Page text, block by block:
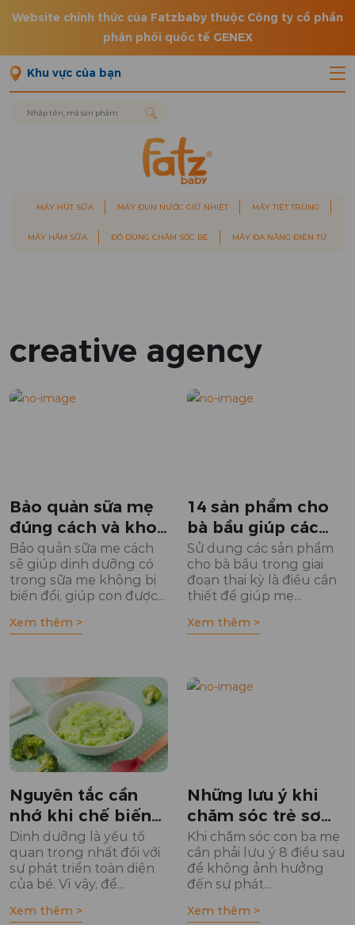
Website chính thức của Fatzbaby thuộc Công ty cổ phần
phân phối quốc tế GENEX
Khu vực của bạn
MÁY HÚT SỮA MÁY ĐUN NƯỚC GIỮ NHIỆT MÁY TIỆT TRÙNG
MÁY HÂM SỮA ĐỒ DÙNG CHĂM SÓC BÉ MÁY ĐA NĂNG ĐIỆN TỬ
creative agency
Bảo quản sữa mẹ
đúng cách và khoa
học
Bảo quản sữa mẹ cách
sẽ giúp dinh dưỡng có
trong sữa mẹ không bị
biến đổi, giúp con được...
Xem thêm >
14 sản phẩm cho
bà bầu giúp các
mẹ chăm sóc sức
khỏe tốt nhất
Sử dụng các sản phẩm
cho bà bầu trong giai
đoạn thai kỳ là điều cần
thiết để giúp mẹ...
Xem thêm >
Nguyên tắc cần
nhớ khi chế biến
đồ ăn dặm cho bé
Dinh dưỡng là yếu tố
quan trọng nhất đối với
sự phát triển toàn diện
của bé. Vì vậy, để...
Xem thêm >
Những lưu ý khi
chăm sóc trẻ sơ
sinh
Khi chăm sóc con ba mẹ
cần phải lưu ý 8 điều sau
để không ảnh hưởng
đến sự phát...
Xem thêm >